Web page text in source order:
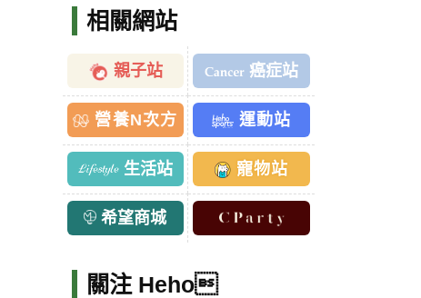
相關網站
親子站 癌症站
營養N次方 運動站
生活站 寵物站
希望商城
關注 Heho